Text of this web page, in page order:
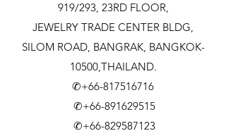
919/293, 23RD FLOOR,
JEWELRY TRADE CENTER BLDG,
SILOM ROAD, BANGRAK, BANGKOK-
10500,THAILAND.
✆+66-817516716
✆+66-891629515
✆+66-829587123